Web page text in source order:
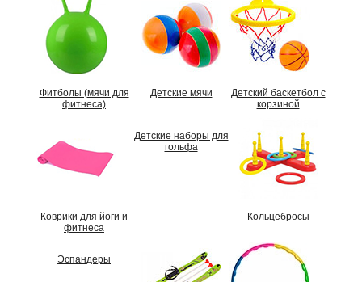
Фитболы (мячи для
фитнеса)
Детские мячи
Детский баскетбол с
корзиной
Коврики для йоги и
фитнеса
Детские наборы для
гольфа
Кольцебросы
Эспандеры